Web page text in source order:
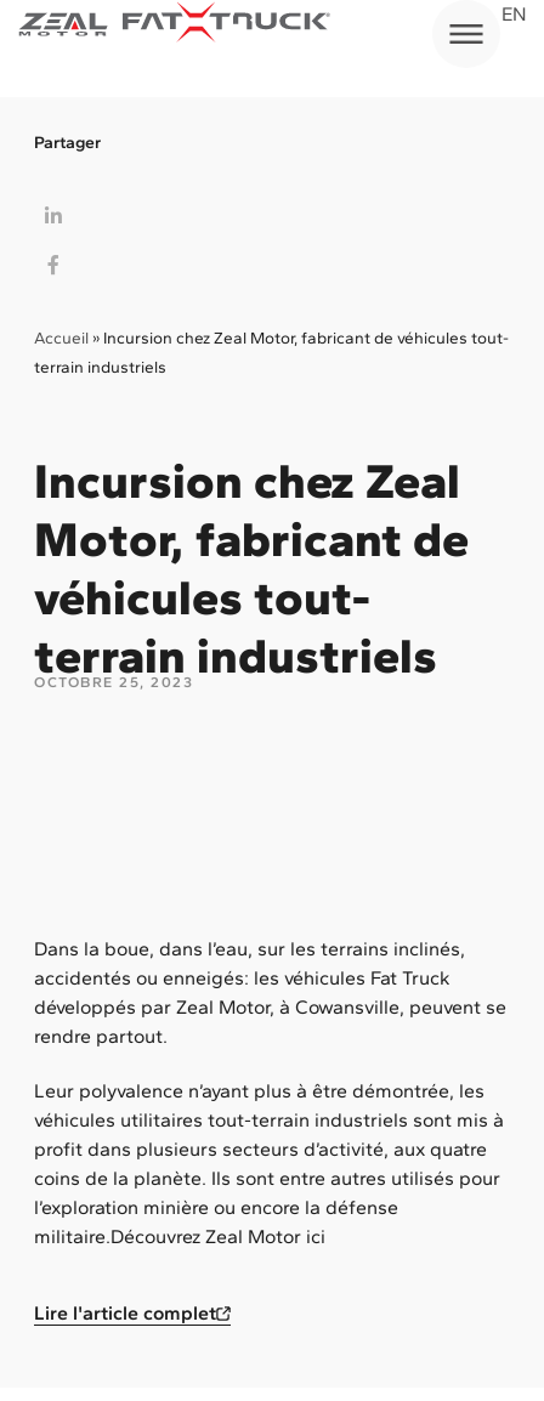
Aller
au
EN
Partager
Accueil » Incursion chez Zeal Motor, fabricant de véhicules tout-
terrain industriels
Incursion chez Zeal
Motor, fabricant de
véhicules tout-
terrain industriels
OCTOBRE 25, 2023
Dans la boue, dans l’eau, sur les terrains inclinés,
accidentés ou enneigés: les véhicules Fat Truck
développés par Zeal Motor, à Cowansville, peuvent se
rendre partout.
Leur polyvalence n’ayant plus à être démontrée, les
véhicules utilitaires tout-terrain industriels sont mis à
profit dans plusieurs secteurs d’activité, aux quatre
coins de la planète. Ils sont entre autres utilisés pour
l’exploration minière ou encore la défense
militaire.Découvrez Zeal Motor ici
Lire l'article complet